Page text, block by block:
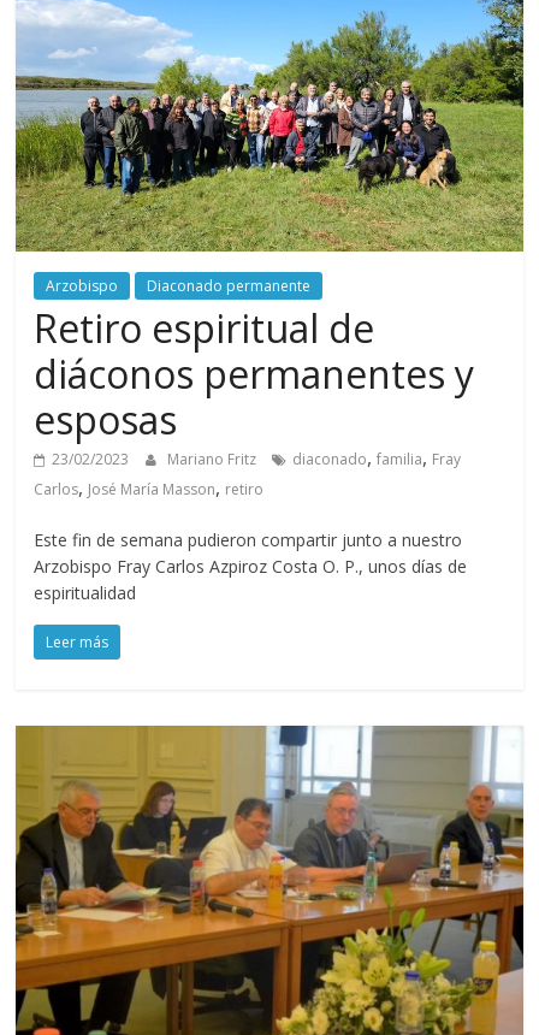
Arzobispo Diaconado permanente
Retiro espiritual de
diáconos permanentes y
esposas
23/02/2023 Mariano Fritz diaconado,familia, Fray
Carlos, José María Masson, retiro
Este fin de semana pudieron compartir junto a nuestro
Arzobispo Fray Carlos Azpiroz Costa O. P., unos días de
espiritualidad
Leer más